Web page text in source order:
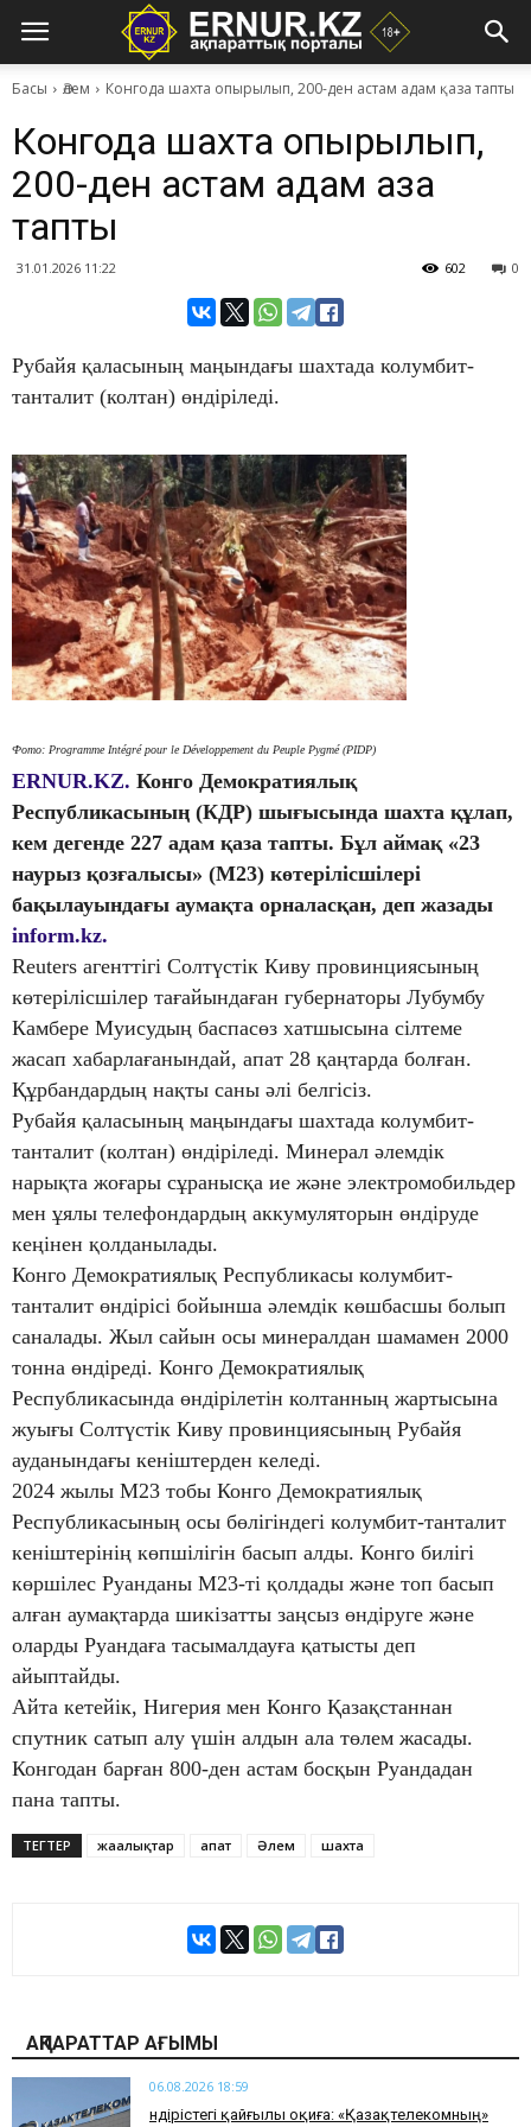
Басы Әлем ​Конгода шахта опырылып, 200-ден астам адам қаза тапты
​Конгода шахта опырылып,
200-ден астам адам қаза
тапты
31.01.2026 11:22 0
602
Рубайя қаласының маңындағы шахтада колумбит-
танталит (колтан) өндіріледі.
Фото: Programme Intégré pour le Développement du Peuple Pygmé (PIDP)
ERNUR.KZ. Конго Демократиялық
Республикасының (КДР) шығысында шахта құлап,
кем дегенде 227 адам қаза тапты. Бұл аймақ «23
наурыз қозғалысы» (M23) көтерілісшілері
бақылауындағы аумақта орналасқан, деп жазады
inform.kz.
Reuters агенттігі Солтүстік Киву провинциясының
көтерілісшілер тағайындаған губернаторы Лубумбу
Камбере Муисудың баспасөз хатшысына сілтеме
жасап хабарлағанындай, апат 28 қаңтарда болған.
Құрбандардың нақты саны әлі белгісіз.
Рубайя қаласының маңындағы шахтада колумбит-
танталит (колтан) өндіріледі. Минерал әлемдік
нарықта жоғары сұранысқа ие және электромобильдер
мен ұялы телефондардың аккумуляторын өндіруде
кеңінен қолданылады.
Конго Демократиялық Республикасы колумбит-
танталит өндірісі бойынша әлемдік көшбасшы болып
саналады. Жыл сайын осы минералдан шамамен 2000
тонна өндіреді. Конго Демократиялық
Республикасында өндірілетін колтанның жартысына
жуығы Солтүстік Киву провинциясының Рубайя
ауданындағы кеніштерден келеді.
2024 жылы M23 тобы Конго Демократиялық
Республикасының осы бөлігіндегі колумбит-танталит
кеніштерінің көпшілігін басып алды. Конго билігі
көршілес Руанданы M23-ті қолдады және топ басып
алған аумақтарда шикізатты заңсыз өндіруге және
оларды Руандаға тасымалдауға қатысты деп
айыптайды.
Айта кетейік, Нигерия мен Конго Қазақстаннан
спутник сатып алу үшін алдын ала төлем жасады.
Конгодан барған 800-ден астам босқын Руандадан
пана тапты.
ТЕГТЕР жаңалықтар апат Әлем шахта
АҚПАРАТТАР АҒЫМЫ
06.08.2026 18:59
Өндірістегі қайғылы оқиға: «Қазақтелекомның»